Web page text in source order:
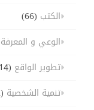
الكتب (66)
الوعي و المعرفة
تطوير الواقع (14)
تنمية الشخصية (22)